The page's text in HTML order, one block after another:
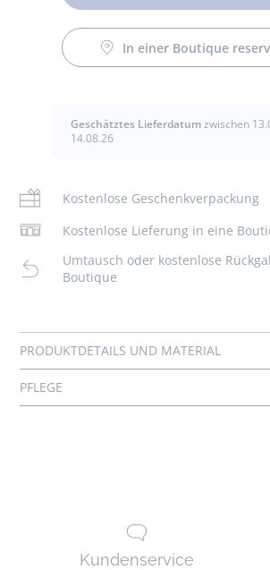
In einer Boutique
Geschätztes Lieferdatumzwischen
14.08.26
Kostenlose Geschenkverpackung
Kostenlose Lieferung in eine
Umtausch oder kostenlose
Boutique
Dieser elegante Strampler ist ideal für
Mutterschaftskoffer. Dieses
verschönert den ersten Schlaf und die
Ihres Babys mit höchstem Komfort.
- Handbestickter Kragen aus Popeline
- Unsichtbare Druckknopföffnung am
- Hübsche Idee für ein Geschenk zur
Cotton labeled from organic
Hauptstoff: 75% baumwolle - 25%
Ref : 2041127
Keine Reinigung
Schonendes Bügeln
Kundenservice